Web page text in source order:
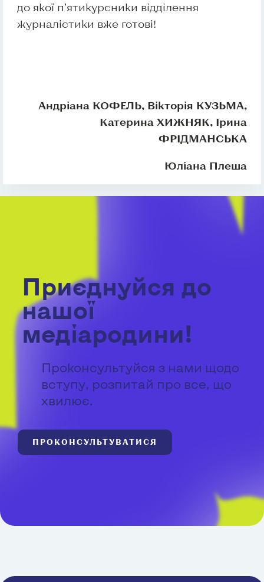
до якої п’ятикурсники відділення
журналістики вже готові!
Андріана КОФЕЛЬ, Вікторія КУЗЬМА,
Катерина ХИЖНЯК, Ірина
ФРІДМАНСЬКА
Юліана Плеша
Приєднуйся до
нашої
медіародини!
Проконсультуйся з нами щодо
вступу, розпитай про все, що
хвилює.
ПРОКОНСУЛЬТУВАТИСЯ